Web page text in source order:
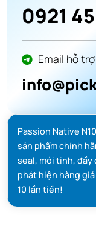
0921
Email hỗ
Passion Native
sản phẩm chính
seal, mới tinh, đầy
phát hiện hàng
10 lần tiền!